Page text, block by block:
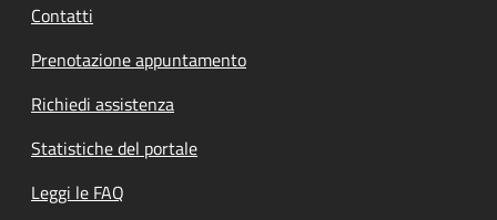
Contatti
Prenotazione appuntamento
Richiedi assistenza
Statistiche del portale
Leggi le FAQ